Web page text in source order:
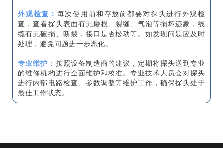
外观检查： 每次使用前和存放前都要对探头进行外观检
查，查看探头表面有无磨损、裂缝、气泡等损坏迹象，线
缆有无破损、断裂，接口是否松动等。如发现问题应及时
处理，避免问题进一步恶化。
专业维护： 按照设备制造商的建议，定期将探头送到专业
的维修机构进行全面维护和校准。专业技术人员会对探头
进行内部电路检查、参数调整等维护工作，确保探头处于
最佳工作状态。